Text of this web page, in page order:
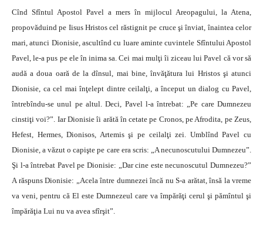
Cînd Sfîntul Apostol Pavel a mers în mijlocul Areopagului, la Atena,
propovăduind pe Iisus Hristos cel răstignit pe cruce şi înviat, înaintea celor
mari, atunci Dionisie, ascultînd cu luare aminte cuvintele Sfîntului Apostol
Pavel, le-a pus pe ele în inima sa. Cei mai mulţi îi ziceau lui Pavel că vor să
audă a doua oară de la dînsul, mai bine, învăţătura lui Hristos şi atunci
Dionisie, ca cel mai înţelept dintre ceilalţi, a început un dialog cu Pavel,
întrebîndu-se unul pe altul. Deci, Pavel l-a întrebat: „Pe care Dumnezeu
cinstiţi voi?”. Iar Dionisie îi arătă în cetate pe Cronos, pe Afrodita, pe Zeus,
Hefest, Hermes, Dionisos, Artemis şi pe ceilalţi zei. Umblînd Pavel cu
Dionisie, a văzut o capişte pe care era scris: „A necunoscutului Dumnezeu”.
Şi l-a întrebat Pavel pe Dionisie: „Dar cine este necunoscutul Dumnezeu?”
A răspuns Dionisie: „Acela între dumnezei încă nu S-a arătat, însă la vreme
va veni, pentru că El este Dumnezeul care va împărăţi cerul şi pămîntul şi
împărăţia Lui nu va avea sfîrşit”.